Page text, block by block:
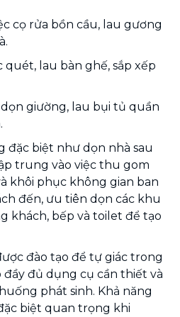
cọ rửa bồn cầu, lau gương
lau bàn ghế, sắp xếp
giường, lau bụi tủ quần
đặc biệt như dọn nhà sau
trung vào việc thu gom
khôi phục không gian ban
đến, ưu tiên dọn các khu
khách, bếp và toilet để tạo
đào tạo để tự giác trong
đầy đủ dụng cụ cần thiết và
phát sinh. Khả năng
biệt quan trọng khi